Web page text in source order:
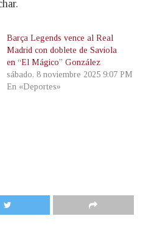
Barça Legends vence al Real
Madrid con doblete de Saviola
en “El Mágico” González
sábado, 8 noviembre 2025 9:07 PM
En «Deportes»